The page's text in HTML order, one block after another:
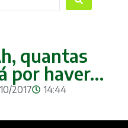
quantas
por haver…
2017 14:44